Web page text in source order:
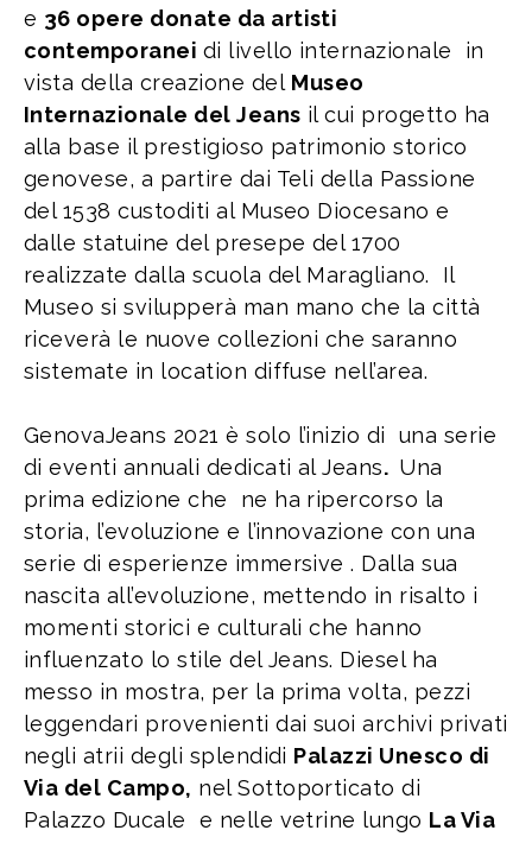
e 36 opere donate da artisti
contemporanei di livello internazionale in
vista della creazione del Museo
Internazionale del Jeans il cui progetto ha
alla base il prestigioso patrimonio storico
genovese, a partire dai Teli della Passione
del 1538 custoditi al Museo Diocesano e
dalle statuine del presepe del 1700
realizzate dalla scuola del Maragliano. Il
Museo si svilupperà man mano che la città
riceverà le nuove collezioni che saranno
sistemate in location diffuse nell’area.
GenovaJeans 2021 è solo l’inizio di una serie
di eventi annuali dedicati al Jeans. Una
prima edizione che ne ha ripercorso la
storia, l’evoluzione e l’innovazione con una
serie di esperienze immersive . Dalla sua
nascita all’evoluzione, mettendo in risalto i
momenti storici e culturali che hanno
influenzato lo stile del Jeans. Diesel ha
messo in mostra, per la prima volta, pezzi
leggendari provenienti dai suoi archivi privati
negli atrii degli splendidi Palazzi Unesco di
Via del Campo, nel Sottoporticato di
Palazzo Ducale e nelle vetrine lungo La Via